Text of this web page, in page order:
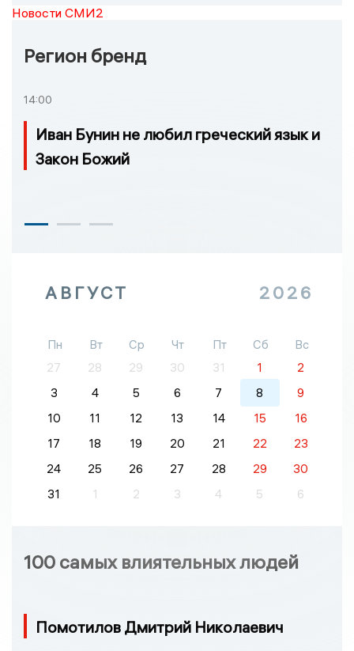
Новости СМИ2
Регион бренд
14:00
Иван Бунин не любил греческий язык и
Закон Божий
АВГУСТ 2026
Пн Вт Ср Чт Пт Сб
Вс
27
28 29 30 31 1
2
3
4 5 6 7 8
9
10
11 12 13 14 15
16
17
18 19 20 21 22
23
24
25 26 27 28 29
30
31
1 2 3 4 5 6
100 самых влиятельных людей
Помотилов Дмитрий Николаевич